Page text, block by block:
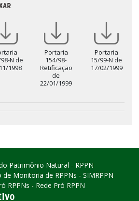
N de
1998
Portaria
154/98-
Retificação
de
22/01/1999
Portaria
15/99-N de
17/02/1999
Patrimônio Natural - RPPN
Monitoria de RPPNs - SIMRPPN
RPPNs - Rede Pró RPPN